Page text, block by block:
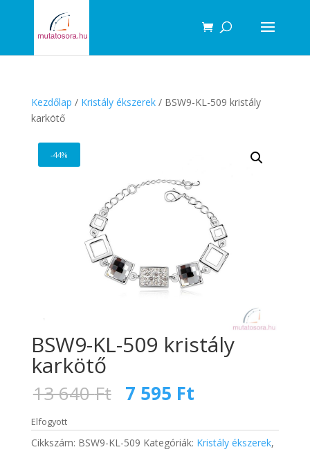
Kezdőlap / Kristály ékszerek/ BSW9-KL-509 kristály
karkötő
-44%
BSW9-KL-509 kristály
karkötő
13 640Ft Original
price
was:
13
7 595 Ft
is:
7
Elfogyott
Cikkszám: BSW9-KL-509 Kategóriák: Kristály ékszerek,